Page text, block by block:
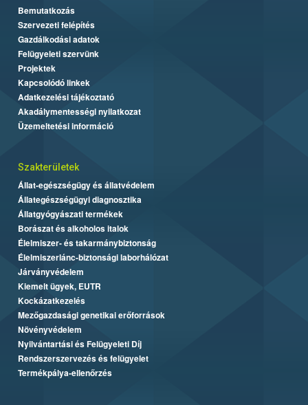
Bemutatkozás
Szervezeti felépítés
Gazdálkodási adatok
Felügyeleti szervünk
Projektek
Kapcsolódó linkek
Adatkezelési tájékoztató
Akadálymentességi nyilatkozat
Üzemeltetési információ
Szakterületek
Állat-egészségügy és állatvédelem
Állategészségügyi diagnosztika
Állatgyógyászati termékek
Borászat és alkoholos italok
Élelmiszer- és takarmánybiztonság
Élelmiszerlánc-biztonsági laborhálózat
Járványvédelem
Kiemelt ügyek, EUTR
Kockázatkezelés
Mezőgazdasági genetikai erőforrások
Növényvédelem
Nyilvántartási és Felügyeleti Díj
Rendszerszervezés és felügyelet
Termékpálya-ellenőrzés